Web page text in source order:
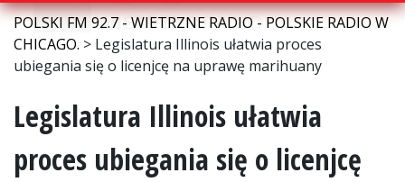
POLSKI FM 92.7 - WIETRZNE RADIO - POLSKIE RADIO W
CHICAGO. > Legislatura Illinois ułatwia proces
ubiegania się o licenjcę na uprawę marihuany
Legislatura Illinois ułatwia
proces ubiegania się o licenjcę